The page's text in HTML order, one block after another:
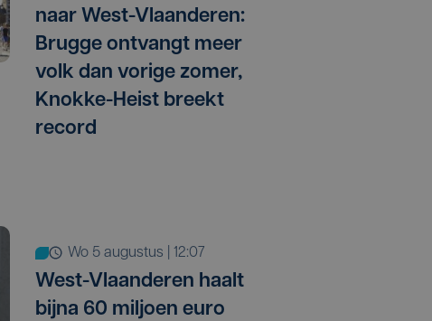
naar West-Vlaanderen:
Brugge ontvangt meer
volk dan vorige zomer,
Knokke-Heist breekt
record
wo 5 augustus | 12:07
West-Vlaanderen haalt
bijna 60 miljoen euro